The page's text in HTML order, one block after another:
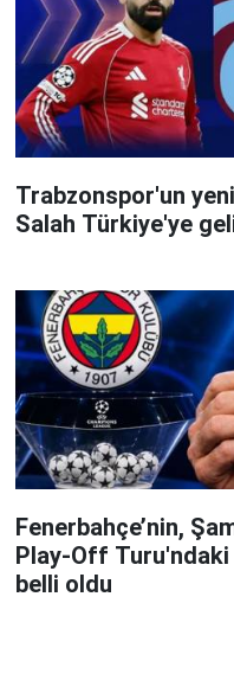
Trabzonspor'un yeni
Salah Türkiye'ye
Fenerbahçe’nin,
Play-Off
belli oldu